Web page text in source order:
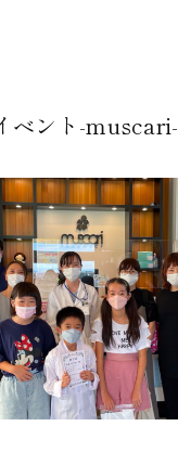
ベント-muscari-